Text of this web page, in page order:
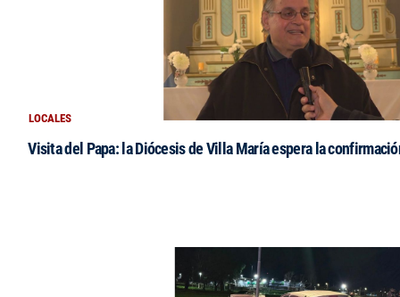
LOCALES
Visita del Papa: la Diócesis de Villa María espera la